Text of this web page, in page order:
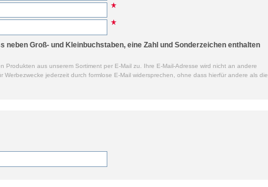
Groß- und Kleinbuchstaben, eine Zahl und Sonderzeichen enthalten
aus unserem Sortiment per E-Mail zu. Ihre E-Mail-Adresse wird nicht an andere
jederzeit durch formlose E-Mail widersprechen, ohne dass hierfür andere als die